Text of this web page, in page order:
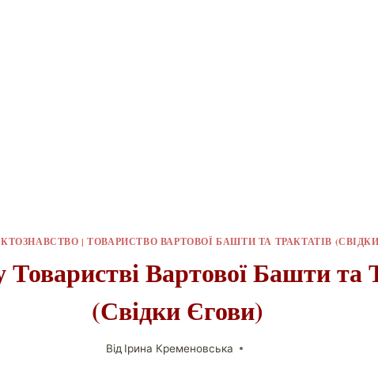
|ТОВАРИСТВО ВАРТОВОЇ БАШТИ ТА ТРАКТАТІВ
Товаристві Вартової Башти та
(Свідки Єгови)
Від Ірина Кременовська